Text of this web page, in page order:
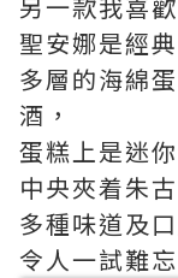
聖安娜是經
多層的海綿
酒，
蛋糕上是迷你
中央夾着朱
多種味道及
令人一試難忘